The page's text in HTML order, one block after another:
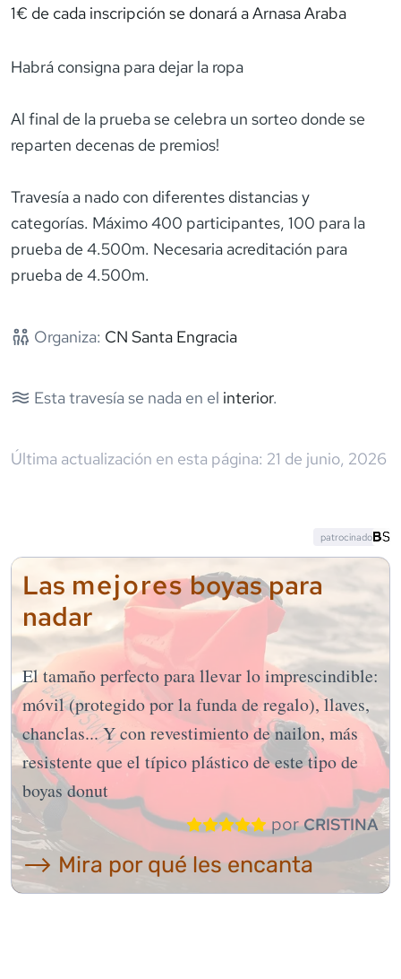
1€ de cada inscripción se donará a Arnasa Araba
Habrá consigna para dejar la ropa
Al final de la prueba se celebra un sorteo donde se
reparten decenas de premios!
Travesía a nado con diferentes distancias y
categorías. Máximo 400 participantes, 100 para la
prueba de 4.500m. Necesaria acreditación para
prueba de 4.500m.
Organiza: CN Santa Engracia
Esta travesía se nada en el interior.
Última actualización en esta página: 21 de junio, 2026
Las mejoresboyas para
nadar
El tamaño perfecto para llevar lo imprescindible:
móvil (protegido por la funda de regalo), llaves,
chanclas... Y con revestimiento de nailon, más
resistente que el típico plástico de este tipo de
boyas donut
porCRISTINA
⟶ Mira por qué les encanta
patrocinado